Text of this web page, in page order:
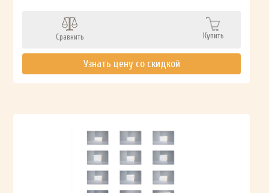
Сравнить Купить
Узнать цену со скидкой